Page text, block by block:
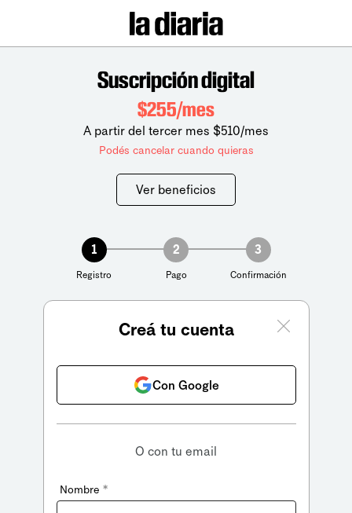
Suscripción digital
$255/mes
A partir del tercer mes $510/mes
Podés cancelar cuando quieras
Ver beneficios
1
Registro
2
Pago
3
Confirmación
Creá tu cuenta
Con Google
O con tu email
Nombre *